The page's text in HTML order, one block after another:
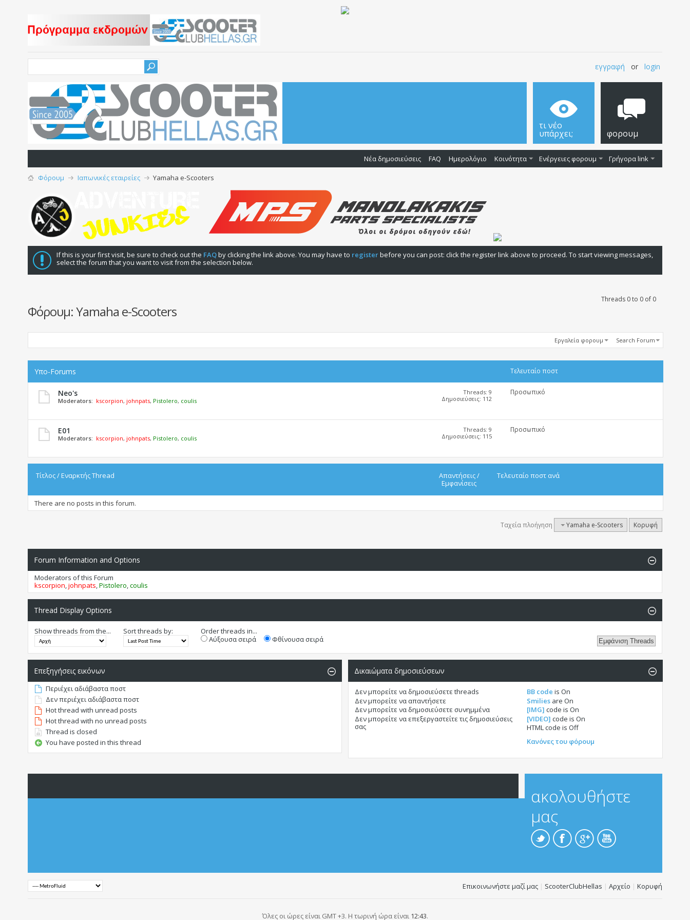
εγγραφή or login
τι νέο
υπάρχει; φορουμ
Νέα δημοσιεύσεις FAQ Ημερολόγιο Κοινότητα Ενέργειες φορουμ Γρήγορα link
Φόρουμ Ιαπωνικές εταιρείες Yamaha e-Scooters
If this is your first visit, be sure to check out the FAQby clicking the link above. You may have to registerbefore you can post: click the register link above to proceed. To start viewing messages,
select the forum that you want to visit from the selection below.
Threads 0 to 0 of 0
Φόρουμ:Yamaha e-Scooters
Εργαλεία φορουμ Search Forum
Υπο-Forums Τελευταίο ποστ
Neo's
Moderators: kscorpion, johnpats, Pistolero, coulis
Threads: 9
Δημοσιεύσεις: 112
Προσωπικό
E01
Moderators: kscorpion, johnpats, Pistolero, coulis
Threads: 9
Δημοσιεύσεις: 115
Προσωπικό
Τίτλος/Εναρκτής Thread Απαντήσεις/
Εμφανίσεις
Τελευταίο ποστ ανά
There are no posts in this forum.
Ταχεία πλοήγηση Yamaha e-Scooters Κορυφή
Forum Information and Options
Moderators of this Forum
kscorpion,johnpats,Pistolero,coulis
Thread Display Options
Show threads from the... Sort threads by:
Order threads in...
Αύξουσα σειρά
Φθίνουσα σειρά
Επεξηγήσεις εικόνων
Περιέχει αδιάβαστα ποστ
Δεν περιέχει αδιάβαστα ποστ
Hot thread with unread posts
Hot thread with no unread posts
Thread is closed
You have posted in this thread
Δικαιώματα δημοσιεύσεων
Δεν μπορείτε να δημοσιεύσετε threads
Δεν μπορείτε να απαντήσετε
Δεν μπορείτε να δημοσιεύσετε συνημμένα
Δεν μπορείτενα επεξεργαστείτε τις δημοσιεύσεις
σας
BB code is On
Smiliesare On
[IMG] code is On
[VIDEO] code is On
HTML code is Off
Κανόνες του φόρουμ
ακολουθήστε
μας
Επικοινωνήστε μαζί μας | ScooterClubHellas |Αρχείο |Κορυφή
Όλες οι ώρες είναι GMT +3. Η τωρινή ώρα είναι 12:43.